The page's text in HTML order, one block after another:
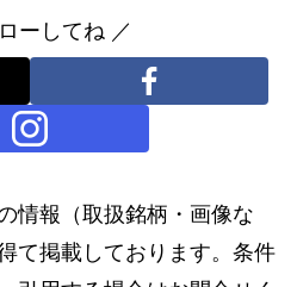
ーしてね ／
情報（取扱銘柄・画像な
て掲載しております。条件